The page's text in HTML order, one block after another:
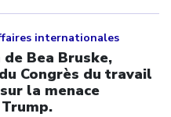
internationales
Bea Bruske,
Congrès du travail
la menace